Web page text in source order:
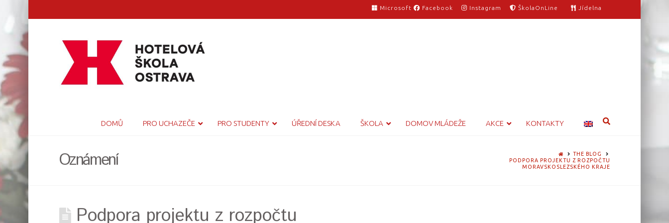
Microsoft Facebook Instagram ŠkolaOnLine Jídelna
DOMŮ PRO UCHAZEČE PRO STUDENTY ÚŘEDNÍ DESKA ŠKOLA DOMOV MLÁDEŽE AKCE KONTAKTY
Oznámení HOMETHE BLOG
PODPORA PROJEKTU Z ROZPOČTU
MORAVSKOSLEZSKÉHO KRAJE
Podpora projektu z rozpočtu